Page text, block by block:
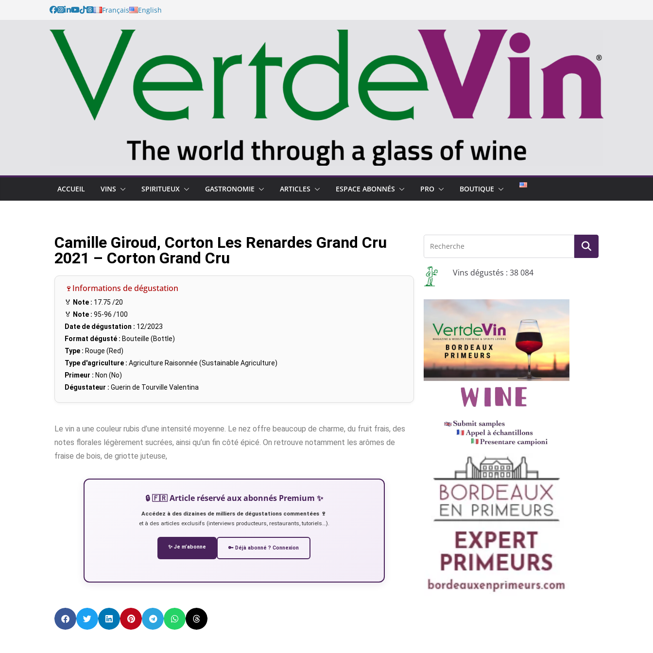
Français English
ACCUEIL VINS SPIRITUEUX GASTRONOMIE ARTICLES ESPACE ABONNÉS PRO BOUTIQUE
Camille Giroud, Corton Les Renardes Grand Cru
2021 – Corton Grand Cru
🍷Informations de dégustation
🏅 Note : 17.75 /20
🏅 Note : 95-96 /100
Date de dégustation : 12/2023
Format dégusté : Bouteille (Bottle)
Type : Rouge (Red)
Type d'agriculture : Agriculture Raisonnée (Sustainable Agriculture)
Primeur : Non (No)
Dégustateur : Guerin de Tourville Valentina
Le vin a une couleur rubis d’une intensité moyenne. Le nez offre beaucoup de charme, du fruit frais, des
notes florales légèrement sucrées, ainsi qu’un fin côté épicé. On retrouve notamment les arômes de
fraise de bois, de griotte juteuse,
🔒 🇫🇷 Article réservé aux abonnés Premium ✨
Accédez à des dizaines de milliers de dégustations commentées 🍷
et à des articles exclusifs (interviews producteurs, restaurants, tutoriels…).
✨ Je m’abonne 🔑 Déjà abonné ? Connexion
Vins dégustés : 38 084